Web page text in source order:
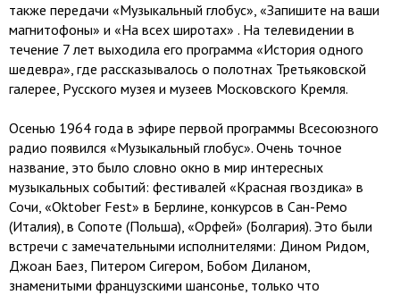
также передачи «Музыкальный глобус», «Запишите на ваши
магнитофоны» и «На всех широтах» . На телевидении в
течение 7 лет выходила его программа «История одного
шедевра», где рассказывалось о полотнах Третьяковской
галерее, Русского музея и музеев Московского Кремля.
Осенью 1964 года в эфире первой программы Всесоюзного
радио появился «Музыкальный глобус». Очень точное
название, это было словно окно в мир интересных
музыкальных событий: фестивалей «Красная гвоздика» в
Сочи, «Оktober Fest» в Берлине, конкурсов в Сан-Ремо
(Италия), в Сопоте (Польша), «Орфей» (Болгария). Это были
встречи с замечательными исполнителями: Дином Ридом,
Джоан Баез, Питером Сигером, Бобом Диланом,
знаменитыми французскими шансонье, только что